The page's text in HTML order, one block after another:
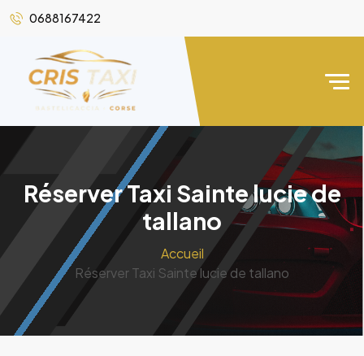
0688167422
Réserver Taxi Sainte lucie de
tallano
Accueil
Réserver Taxi Sainte lucie de tallano